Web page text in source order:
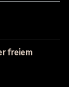
freiem